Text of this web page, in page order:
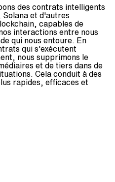
des contrats intelligents
et d'autres
capables de
interactions entre nous
qui nous entoure. En
qui s'exécutent
nous supprimons le
et de tiers dans de
Cela conduit à des
rapides, efficaces et